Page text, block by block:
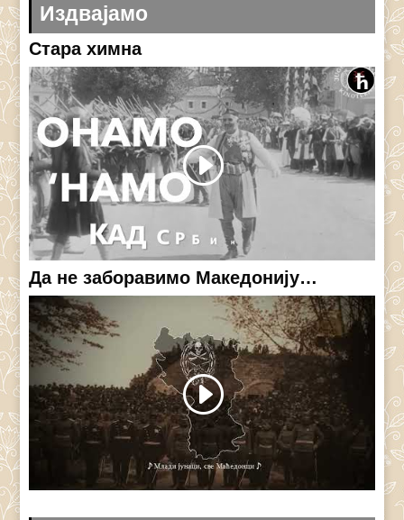
Издвајамо
Стара химна
Да не заборавимо Македонију…